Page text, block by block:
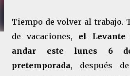
Tiempo de volver al trabajo.
de vacaciones, el Levante
andar este lunes 6
pretemporada, después